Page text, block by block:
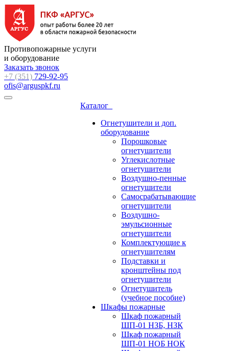
Противопожарные услуги
и оборудование
Заказать звонок
+7 (351) 729-92-95
ofis@arguspkf.ru
Каталог
Огнетушители и доп.
оборудование
Порошковые
огнетушители
Углекислотные
огнетушители
Воздушно-пенные
огнетушители
Самосрабатывающие
огнетушители
Воздушно-
эмульсионные
огнетушители
Комплектующие к
огнетушителям
Подставки и
кронштейны под
огнетушители
Огнетушитель
(учебное пособие)
Шкафы пожарные
Шкаф пожарный
ШП-01 НЗБ, НЗК
Шкаф пожарный
ШП-01 НОБ НОК